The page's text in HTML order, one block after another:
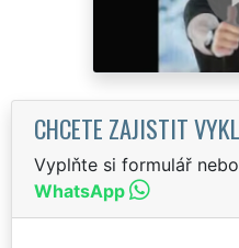
CHCETE ZAJISTIT
Vyplňte si formulář
WhatsApp